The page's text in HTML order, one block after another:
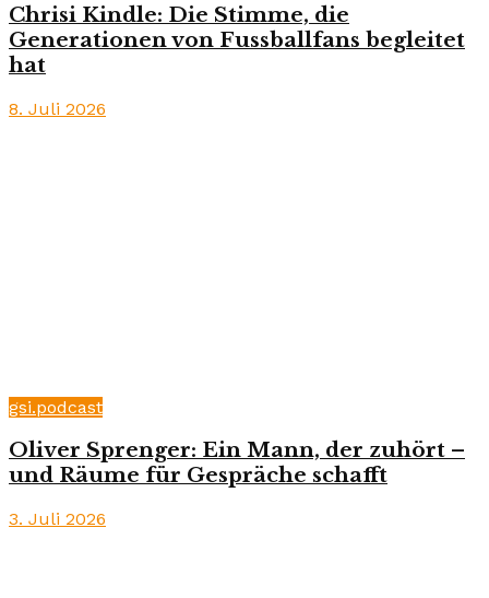
Chrisi Kindle: Die Stimme, die
Generationen von Fussballfans begleitet
hat
8. Juli 2026
gsi.podcast
Oliver Sprenger: Ein Mann, der zuhört –
und Räume für Gespräche schafft
3. Juli 2026